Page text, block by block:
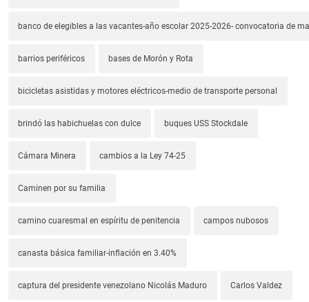
banco de elegibles a las vacantes-año escolar 2025-2026- convocatoria de
barrios periféricos bases de Morón y Rota
bicicletas asistidas y motores eléctricos-medio de transporte personal
brindó las habichuelas con dulce buques USS Stockdale
Cámara Minera cambios a la Ley 74-25
Caminen por su familia
camino cuaresmal en espíritu de penitencia campos nubosos
canasta básica familiar-inflación en 3.40%
captura del presidente venezolano Nicolás Maduro Carlos Valdez